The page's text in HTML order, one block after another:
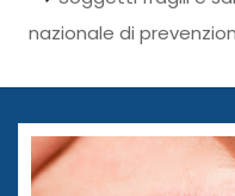
nazionale di